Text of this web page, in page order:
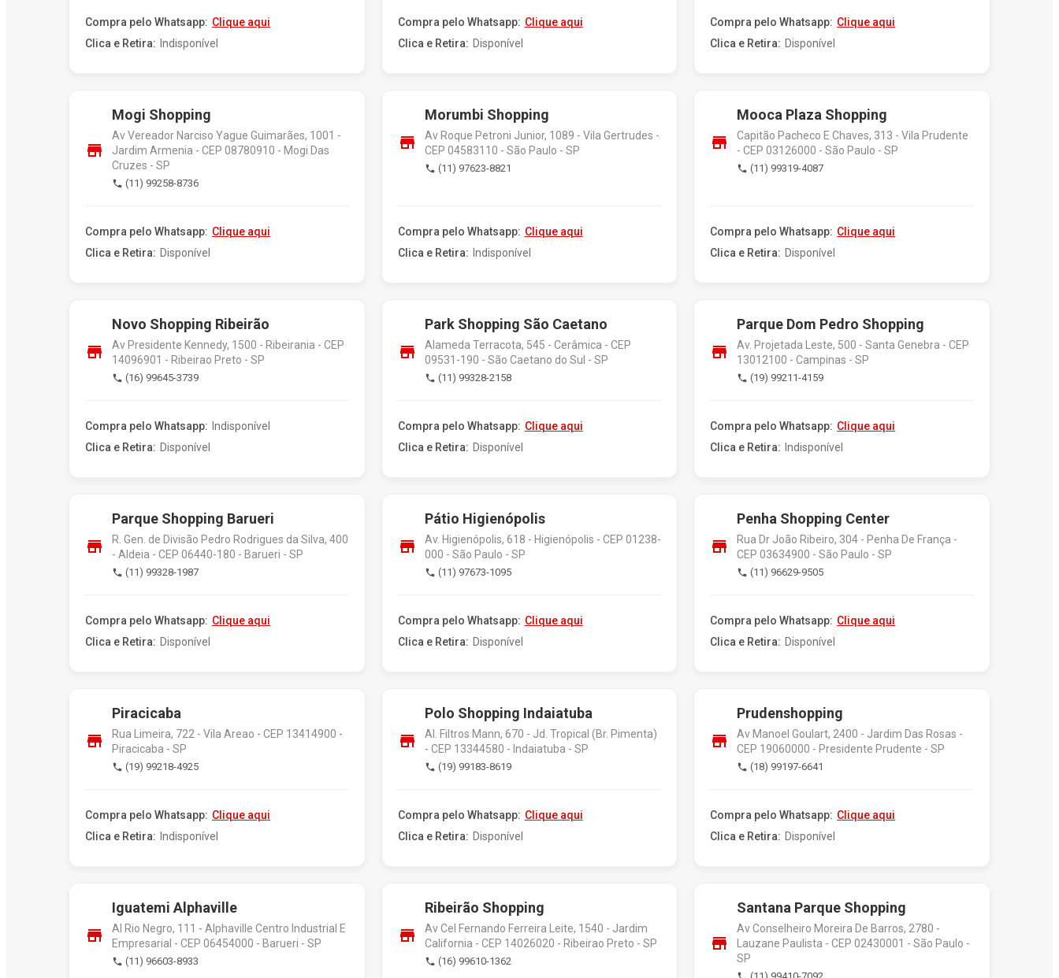
Compra pelo Whatsapp: Clique aqui
Clica e Retira: Indisponível
Compra pelo Whatsapp: Clique aqui
Clica e Retira: Disponível
Compra pelo Whatsapp: Clique aqui
Clica e Retira: Disponível
store
Mogi Shopping
Av Vereador Narciso Yague Guimarães, 1001 -
Jardim Armenia - CEP 08780910 - Mogi Das
Cruzes - SP
phone (11) 99258-8736
Compra pelo Whatsapp: Clique aqui
Clica e Retira: Disponível
store
Morumbi Shopping
Av Roque Petroni Junior, 1089 - Vila Gertrudes -
CEP 04583110 - São Paulo - SP
phone (11) 97623-8821
Compra pelo Whatsapp: Clique aqui
Clica e Retira: Indisponível
store
Mooca Plaza Shopping
Capitão Pacheco E Chaves, 313 - Vila Prudente
- CEP 03126000 - São Paulo - SP
phone (11) 99319-4087
Compra pelo Whatsapp: Clique aqui
Clica e Retira: Disponível
store
Novo Shopping Ribeirão
Av Presidente Kennedy, 1500 - Ribeirania - CEP
14096901 - Ribeirao Preto - SP
phone (16) 99645-3739
Compra pelo Whatsapp: Indisponível
Clica e Retira: Disponível
store
Park Shopping São Caetano
Alameda Terracota, 545 - Cerâmica - CEP
09531-190 - São Caetano do Sul - SP
phone (11) 99328-2158
Compra pelo Whatsapp: Clique aqui
Clica e Retira: Disponível
store
Parque Dom Pedro Shopping
Av. Projetada Leste, 500 - Santa Genebra - CEP
13012100 - Campinas - SP
phone (19) 99211-4159
Compra pelo Whatsapp: Clique aqui
Clica e Retira: Indisponível
store
Parque Shopping Barueri
R. Gen. de Divisão Pedro Rodrigues da Silva, 400
- Aldeia - CEP 06440-180 - Barueri - SP
phone (11) 99328-1987
Compra pelo Whatsapp: Clique aqui
Clica e Retira: Disponível
store
Pátio Higienópolis
Av. Higienópolis, 618 - Higienópolis - CEP 01238-
000 - São Paulo - SP
phone (11) 97673-1095
Compra pelo Whatsapp: Clique aqui
Clica e Retira: Disponível
store
Penha Shopping Center
Rua Dr João Ribeiro, 304 - Penha De França -
CEP 03634900 - São Paulo - SP
phone (11) 96629-9505
Compra pelo Whatsapp: Clique aqui
Clica e Retira: Disponível
store
Piracicaba
Rua Limeira, 722 - Vila Areao - CEP 13414900 -
Piracicaba - SP
phone (19) 99218-4925
Compra pelo Whatsapp: Clique aqui
Clica e Retira: Indisponível
store
Polo Shopping Indaiatuba
Al. Filtros Mann, 670 - Jd. Tropical (Br. Pimenta)
- CEP 13344580 - Indaiatuba - SP
phone (19) 99183-8619
Compra pelo Whatsapp: Clique aqui
Clica e Retira: Disponível
store
Prudenshopping
Av Manoel Goulart, 2400 - Jardim Das Rosas -
CEP 19060000 - Presidente Prudente - SP
phone (18) 99197-6641
Compra pelo Whatsapp: Clique aqui
Clica e Retira: Disponível
store
Iguatemi Alphaville
Al Rio Negro, 111 - Alphaville Centro Industrial E
Empresarial - CEP 06454000 - Barueri - SP
phone (11) 96603-8933
store
Ribeirão Shopping
Av Cel Fernando Ferreira Leite, 1540 - Jardim
California - CEP 14026020 - Ribeirao Preto - SP
phone (16) 99610-1362
store
Santana Parque Shopping
Av Conselheiro Moreira De Barros, 2780 -
Lauzane Paulista - CEP 02430001 - São Paulo -
SP